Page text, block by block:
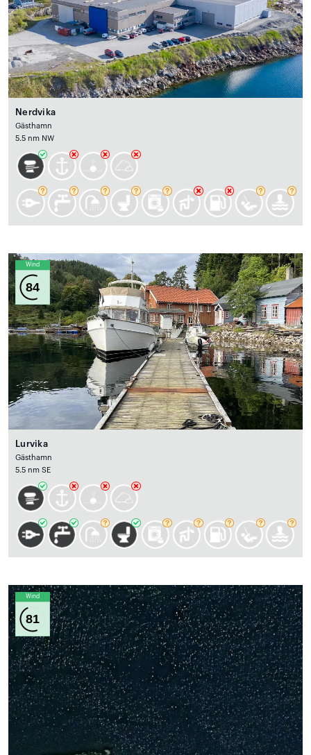
Nerdvika
Gästhamn
5.5 nm NW
Wind
84
Lurvika
Gästhamn
5.5 nm SE
Wind
81